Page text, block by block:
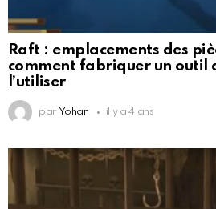
Raft : emplacements des
comment fabriquer un outil
l’utiliser
par Yohan il y a 4 ans